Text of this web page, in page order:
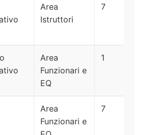
Area
Istruttori
7
Area
Funzionari e
EQ
1
Area
Funzionari e
7